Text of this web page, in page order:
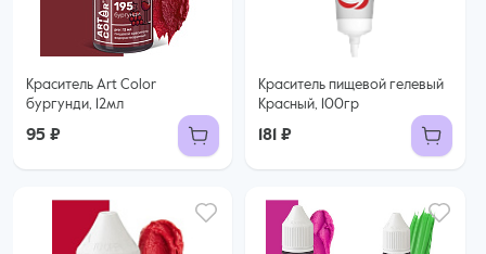
Краситель Art Color
бургунди, 12мл
95 ₽
Краситель пищевой гелевый
Красный, 100гр
181 ₽